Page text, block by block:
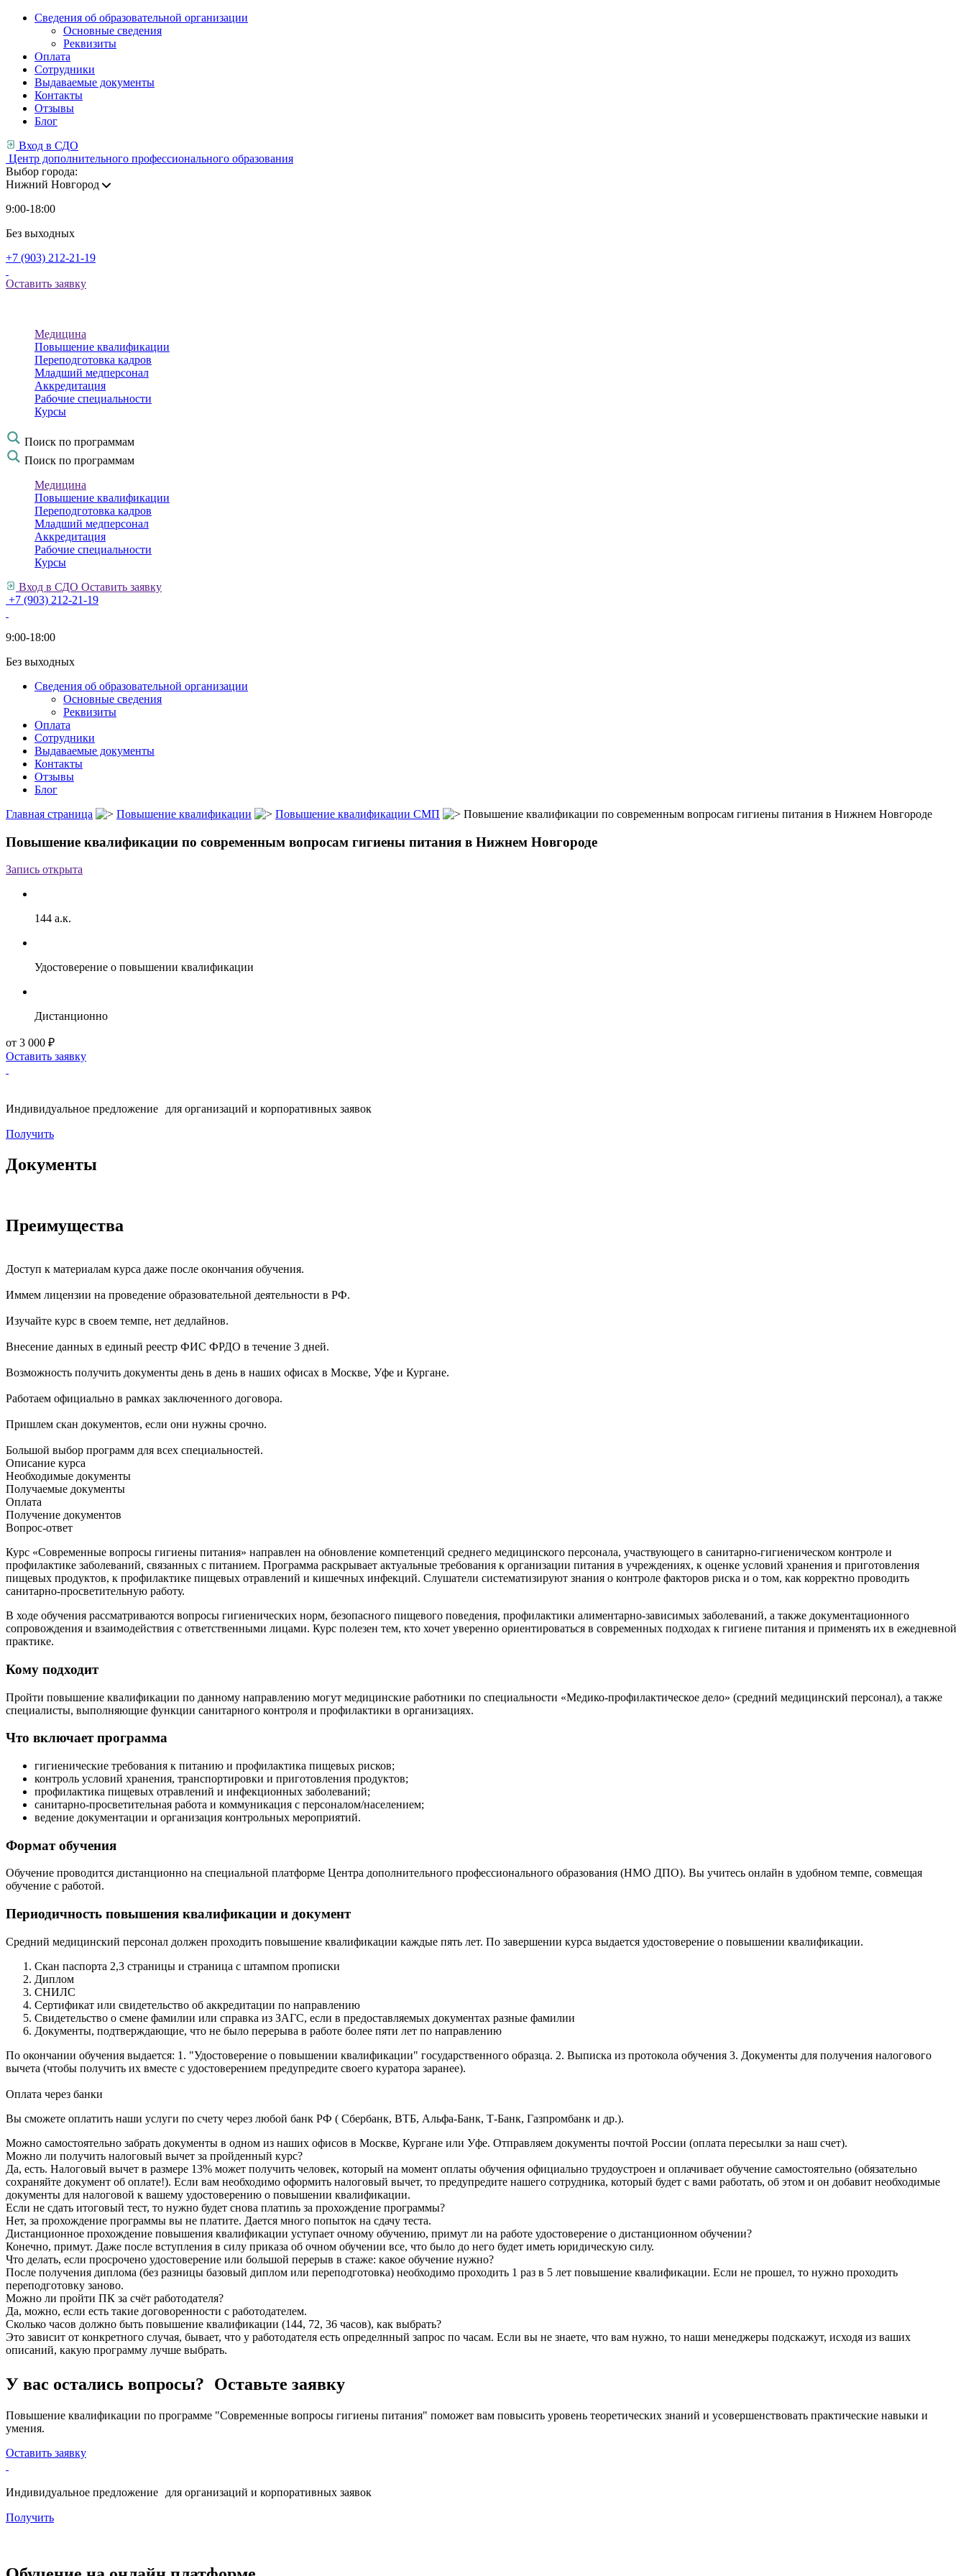
Сведения об образовательной организации
Основные сведения
Реквизиты
Оплата
Сотрудники
Выдаваемые документы
Контакты
Отзывы
Блог
Вход в СДО
Центр дополнительного профессионального образования
Выбор города:
Нижний Новгород
9:00-18:00
Без выходных
+7 (903) 212-21-19
Оставить заявку
Медицина
Повышение квалификации
Переподготовка кадров
Младший медперсонал
Аккредитация
Рабочие специальности
Курсы
Поиск по программам
Поиск по программам
Медицина
Повышение квалификации
Переподготовка кадров
Младший медперсонал
Аккредитация
Рабочие специальности
Курсы
Вход в СДО Оставить заявку
+7 (903) 212-21-19
9:00-18:00
Без выходных
Сведения об образовательной организации
Основные сведения
Реквизиты
Оплата
Сотрудники
Выдаваемые документы
Контакты
Отзывы
Блог
Главная страница
Повышение квалификации Повышение квалификации СМП Повышение квалификации по современным вопросам гигиены питания в Нижнем Новгороде
Повышение квалификации по современным вопросам гигиены питания в Нижнем Новгороде
Запись открыта
144 а.к.
Удостоверение о повышении квалификации
Дистанционно
от 3 000 ₽
Оставить заявку
Индивидуальное предложение для организаций и корпоративных заявок
Получить
Документы
Преимущества
Доступ к материалам курса даже после окончания обучения.
Иммем лицензии на проведение образовательной деятельности в РФ.
Изучайте курс в своем темпе, нет дедлайнов.
Внесение данных в единый реестр ФИС ФРДО в течение 3 дней.
Возможность получить документы день в день в наших офисах в Москве, Уфе и Кургане.
Работаем официально в рамках заключенного договора.
Пришлем скан документов, если они нужны срочно.
Большой выбор программ для всех специальностей.
Описание курса
Необходимые документы
Получаемые документы
Оплата
Получение документов
Вопрос-ответ
Курс «Современные вопросы гигиены питания» направлен на обновление компетенций среднего медицинского персонала, участвующего в санитарно-гигиеническом контроле и
профилактике заболеваний, связанных с питанием. Программа раскрывает актуальные требования к организации питания в учреждениях, к оценке условий хранения и приготовления
пищевых продуктов, к профилактике пищевых отравлений и кишечных инфекций. Слушатели систематизируют знания о контроле факторов риска и о том, как корректно проводить
санитарно-просветительную работу.
В ходе обучения рассматриваются вопросы гигиенических норм, безопасного пищевого поведения, профилактики алиментарно-зависимых заболеваний, а также документационного
сопровождения и взаимодействия с ответственными лицами. Курс полезен тем, кто хочет уверенно ориентироваться в современных подходах к гигиене питания и применять их в ежедневной
практике.
Кому подходит
Пройти повышение квалификации по данному направлению могут медицинские работники по специальности «Медико-профилактическое дело» (средний медицинский персонал), а также
специалисты, выполняющие функции санитарного контроля и профилактики в организациях.
Что включает программа
гигиенические требования к питанию и профилактика пищевых рисков;
контроль условий хранения, транспортировки и приготовления продуктов;
профилактика пищевых отравлений и инфекционных заболеваний;
санитарно-просветительная работа и коммуникация с персоналом/населением;
ведение документации и организация контрольных мероприятий.
Формат обучения
Обучение проводится дистанционно на специальной платформе Центра дополнительного профессионального образования (НМО ДПО). Вы учитесь онлайн в удобном темпе, совмещая
обучение с работой.
Периодичность повышения квалификации и документ
Средний медицинский персонал должен проходить повышение квалификации каждые пять лет. По завершении курса выдается удостоверение о повышении квалификации.
Скан паспорта 2,3 страницы и страница с штампом прописки
Диплом
СНИЛС
Сертификат или свидетельство об аккредитации по направлению
Свидетельство о смене фамилии или справка из ЗАГС, если в предоставляемых документах разные фамилии
Документы, подтверждающие, что не было перерыва в работе более пяти лет по направлению
По окончании обучения выдается: 1. "Удостоверение о повышении квалификации" государственного образца. 2. Выписка из протокола обучения 3. Документы для получения налогового
вычета (чтобы получить их вместе с удостоверением предупредите своего куратора заранее).
Оплата через банки
Вы сможете оплатить наши услуги по счету через любой банк РФ ( Сбербанк, ВТБ, Альфа-Банк, Т-Банк, Газпромбанк и др.).
Можно самостоятельно забрать документы в одном из наших офисов в Москве, Кургане или Уфе. Отправляем документы почтой России (оплата пересылки за наш счет).
Можно ли получить налоговый вычет за пройденный курс?
Да, есть. Налоговый вычет в размере 13% может получить человек, который на момент оплаты обучения официально трудоустроен и оплачивает обучение самостоятельно (обязательно
сохраняйте документ об оплате!). Если вам необходимо оформить налоговый вычет, то предупредите нашего сотрудника, который будет с вами работать, об этом и он добавит необходимые
документы для налоговой к вашему удостоверению о повышении квалификации.
Если не сдать итоговый тест, то нужно будет снова платиnь за прохождение программы?
Нет, за прохождение программы вы не платите. Дается много попыток на сдачу теста.
Дистанционное прохождение повышения квалификации уступает очному обучению, примут ли на работе удостоверение о дистанционном обучении?
Конечно, примут. Даже после вступления в силу приказа об очном обучении все, что было до него будет иметь юридическую силу.
Что делать, если просрочено удостоверение или большой перерыв в стаже: какое обучение нужно?
После получения диплома (без разницы базовый диплом или переподготовка) необходимо проходить 1 раз в 5 лет повышение квалификации. Если не прошел, то нужно проходить
переподготовку заново.
Можно ли пройти ПК за счёт работодателя?
Да, можно, если есть такие договоренности с работодателем.
Сколько часов должно быть повышение квалификации (144, 72, 36 часов), как выбрать?
Это зависит от конкретного случая, бывает, что у работодателя есть определнный запрос по часам. Если вы не знаете, что вам нужно, то наши менеджеры подскажут, исходя из ваших
описаний, какую программу лучше выбрать.
У вас остались вопросы? Оставьте заявку
Повышение квалификации по программе "Современные вопросы гигиены питания" поможет вам повысить уровень теоретических знаний и усовершенствовать практические навыки и
умения.
Оставить заявку
Индивидуальное предложение для организаций и корпоративных заявок
Получить